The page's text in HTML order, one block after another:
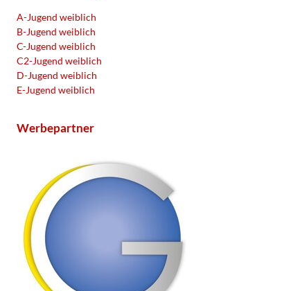
A-Jugend weiblich
B-Jugend weiblich
C-Jugend weiblich
C2-Jugend weiblich
D-Jugend weiblich
E-Jugend weiblich
Werbepartner